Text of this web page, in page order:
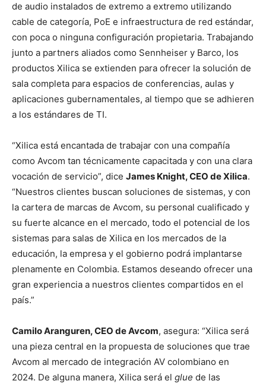
de audio instalados de extremo a extremo utilizando
cable de categoría, PoE e infraestructura de red estándar,
con poca o ninguna configuración propietaria. Trabajando
junto a partners aliados como Sennheiser y Barco, los
productos Xilica se extienden para ofrecer la solución de
sala completa para espacios de conferencias, aulas y
aplicaciones gubernamentales, al tiempo que se adhieren
a los estándares de TI.
“Xilica está encantada de trabajar con una compañía
como Avcom tan técnicamente capacitada y con una clara
vocación de servicio”, dice James Knight, CEO de Xilica.
“Nuestros clientes buscan soluciones de sistemas, y con
la cartera de marcas de Avcom, su personal cualificado y
su fuerte alcance en el mercado, todo el potencial de los
sistemas para salas de Xilica en los mercados de la
educación, la empresa y el gobierno podrá implantarse
plenamente en Colombia. Estamos deseando ofrecer una
gran experiencia a nuestros clientes compartidos en el
país.”
Camilo Aranguren, CEO de Avcom, asegura: “Xilica será
una pieza central en la propuesta de soluciones que trae
Avcom al mercado de integración AV colombiano en
2024. De alguna manera, Xilica será el glue de las